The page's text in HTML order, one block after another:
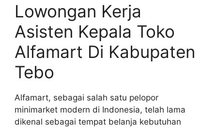
Lowongan Kerja
Asisten Kepala Toko
Alfamart Di Kabupaten
Tebo
Alfamart, sebagai salah satu pelopor
minimarket modern di Indonesia, telah lama
dikenal sebagai tempat belanja kebutuhan